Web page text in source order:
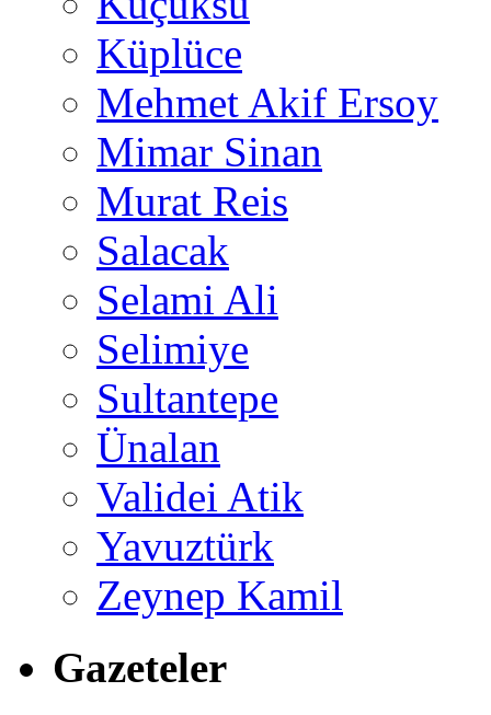
Küplüce
Mehmet Akif Ersoy
Mimar Sinan
Murat Reis
Salacak
Selami Ali
Selimiye
Sultantepe
Ünalan
Validei Atik
Yavuztürk
Zeynep Kamil
Gazeteler